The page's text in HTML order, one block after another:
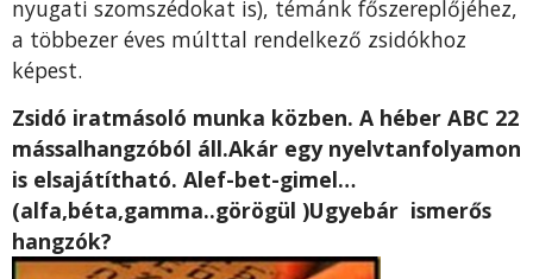
nyugati szomszédokat is), témánk főszereplőjéhez,
a többezer éves múlttal rendelkező zsidókhoz
képest.
Zsidó iratmásoló munka közben. A héber ABC 22
mássalhangzóból áll.Akár egy nyelvtanfolyamon
is elsajátítható. Alef-bet-gimel…
(alfa,béta,gamma..görögül )Ugyebár ismerős
hangzók?